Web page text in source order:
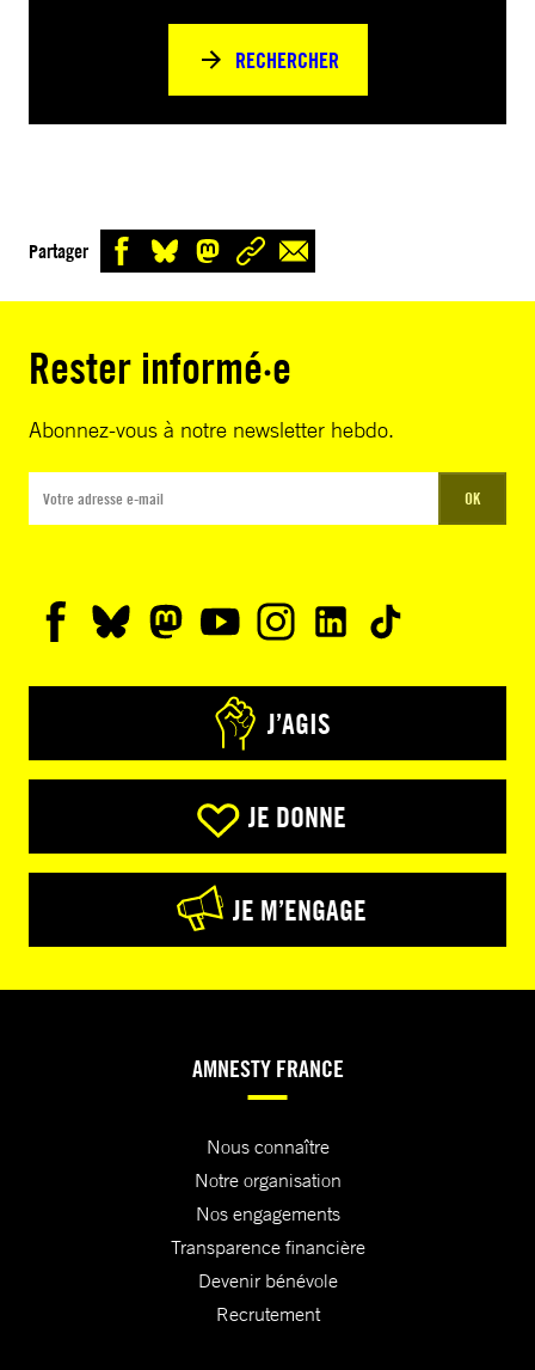
RECHERCHER
Partager
Rester informé·e
Abonnez-vous à notre newsletter hebdo.
OK
J’AGIS
JE DONNE
JE M’ENGAGE
AMNESTY FRANCE
Nous connaître
Notre organisation
Nos engagements
Transparence financière
Devenir bénévole
Recrutement